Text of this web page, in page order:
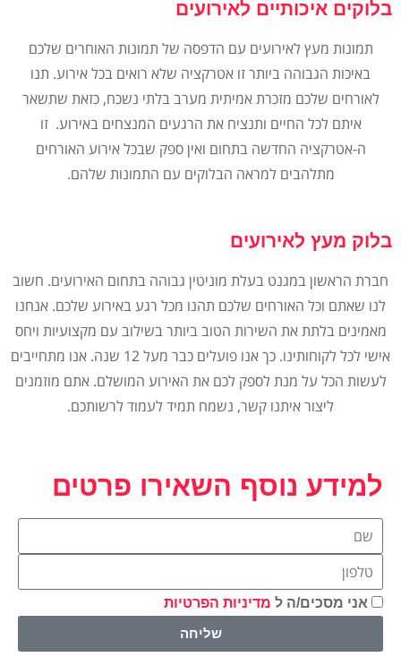
בלוקים איכותיים לאירועים
תמונות מעץ לאירועים עם הדפסה של תמונות האוחרים שלכם
באיכות הגבוהה ביותר זו אטרקציה שלא רואים בכל אירוע. תנו
לאורחים שלכם מזכרת אמיתית מערב בלתי נשכח, כזאת שתשאר
איתם לכל החיים ותנציח את הרגעים המנצחים באירוע. זו
ה-אטרקציה החדשה בתחום ואין ספק שבכל אירוע האורחים
מתלהבים למראה הבלוקים עם התמונות שלהם.
בלוק מעץ לאירועים
חברת הראשון במגנט בעלת מוניטין גבוהה בתחום האירועים. חשוב
לנו שאתם וכל האורחים שלכם תהנו מכל רגע באירוע שלכם. אנחנו
מאמינים בלתת את השירות הטוב ביותר בשילוב עם מקצועיות ויחס
אישי לכל לקוחותינו. כך אנו פועלים כבר מעל 12 שנה. אנו מתחייבים
לעשות הכל על מנת לספק לכם את האירוע המושלם. אתם מוזמנים
ליצור איתנו קשר, נשמח תמיד לעמוד לרשותכם.
למידע נוסף השאירו פרטים
אני מסכים/ה ל מדיניות הפרטיות
שליחה